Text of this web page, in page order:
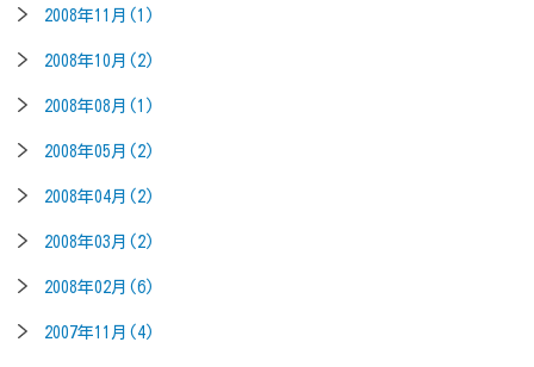
2008年11月(1)
2008年10月(2)
2008年08月(1)
2008年05月(2)
2008年04月(2)
2008年03月(2)
2008年02月(6)
2007年11月(4)